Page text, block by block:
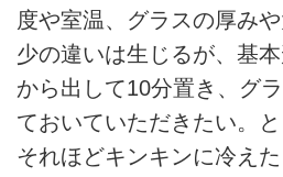
度や室温、グラスの厚み
少の違いは生じるが、基
から出して10分置き、グ
ておいていただきたい。と
それほどキンキンに冷え